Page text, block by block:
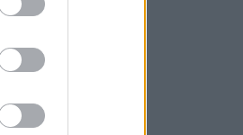
Ευρωαγορές: Η καλύτερη εβδομάδα
Stoxx 600
- Στο 100% η πληρότητα σε πολλά
δρομολόγια για Κυκλάδες